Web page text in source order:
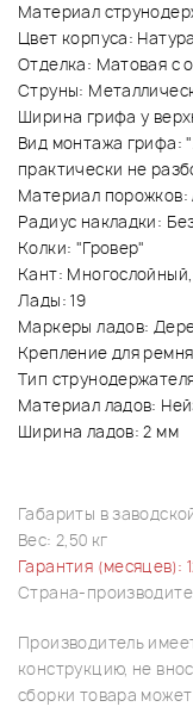
Материал
Цвет корпуса:
Отделка: Матовая с
Струны:
Ширина грифа у
Вид монтажа грифа:
практически не
Материал
Радиус накладки:
Колки: "Гровер"
Кант:
Лады: 19
Маркеры ладов:
Крепление для
Тип
Материал ладов:
Ширина ладов: 2 мм
Габариты в
Вес: 2,50 кг
Гарантия (месяцев):
Страна-
Производитель
конструкцию, не
сборки товара